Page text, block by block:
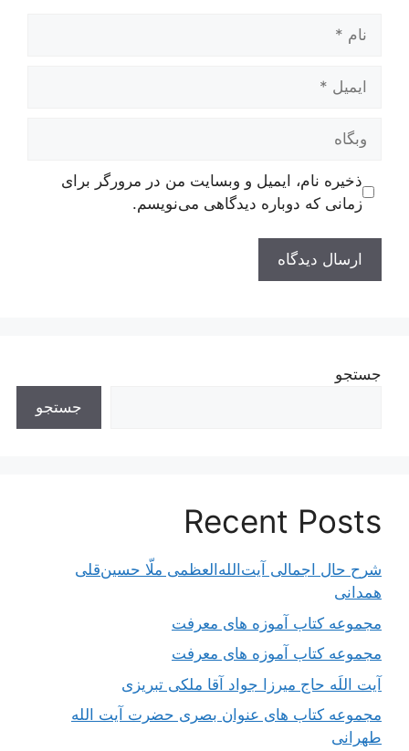
وبگاه
ذخیره نام، ایمیل و وبسایت من در مرورگر برای
زمانی که دوباره دیدگاهی می‌نویسم.
جستجو
جستجو
Recent Posts
شرح حال اجمالی آیت‌الله‌العظمی ملّا حسین‌قلی
همدانی
مجموعه کتاب آموزه های معرفت
مجموعه کتاب آموزه های معرفت
آیت اللَه حاج میرزا جواد آقا ملکی تبریزی
مجموعه کتاب های عنوان بصری حضرت آیت الله
طهرانی